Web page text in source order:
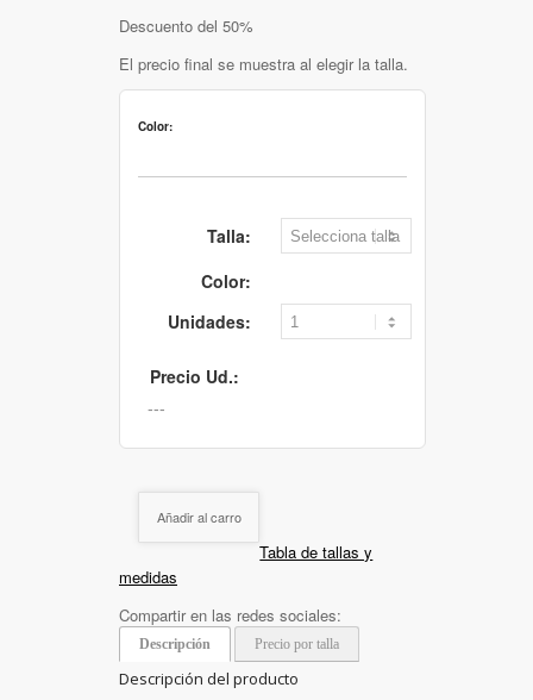
Descuento del 50%
El precio final se muestra al elegir la talla.
Color:
Talla:
Color:
Unidades:
Precio Ud.:
Añadir al carro
Tabla de tallas y
medidas
Compartir en las redes sociales:
Descripción Precio por talla
Descripción del producto